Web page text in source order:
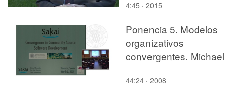
4:45 · 2015
Ponencia 5. Modelos
organizativos
convergentes. Michael
Korcuska
44:24 · 2008